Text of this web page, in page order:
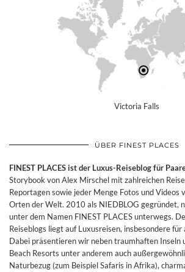
Victoria Falls
ÜBER FINEST PLACES
FINEST PLACES ist der Luxus-Reiseblog für
Storybook von Alex Mirschel mit zahlreichen
Reportagen sowie jeder Menge Fotos und Videos
Orten der Welt. 2010 als NIEDBLOG gegründet,
unter dem Namen FINEST PLACES unterwegs.
Reiseblogs liegt auf Luxusreisen, insbesondere für
Dabei präsentieren wir neben traumhaften Inseln
Beach Resorts unter anderem auch
Naturbezug (zum Beispiel Safaris in Afrika),